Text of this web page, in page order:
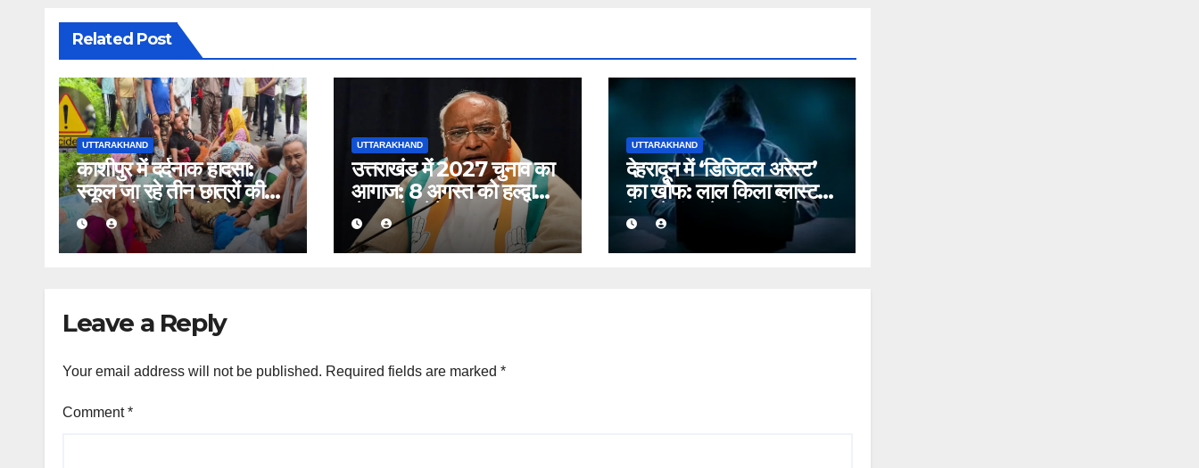
Related Post
UTTARAKHAND
काशीपुर में दर्दनाक हादसा:
स्कूल जा रहे तीन छात्रों की
बाइक को पिकअप ने मारी
टक्कर, एक की मौत, दो घायल
UTTARAKHAND
उत्तराखंड में 2027 चुनाव का
आगाज: 8 अगस्त को हल्द्वानी
से खड़गे भरेंगे हुंकार, कांग्रेस
का शक्ति प्रदर्शन
UTTARAKHAND
देहरादून में ‘डिजिटल अरेस्ट’
का खौफ: लाल किला ब्लास्ट
केस में फंसाने की धमकी देकर
बुजुर्ग से ठगे ₹13 लाख
Leave a Reply
Your email address will not be published. Required fields are marked *
Comment*